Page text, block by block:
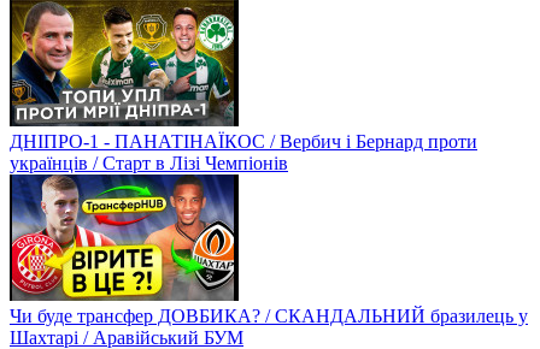
ДНІПРО-1 - ПАНАТІНАЇКОС / Вербич і Бернард проти
українців / Старт в Лізі Чемпіонів
Чи буде трансфер ДОВБИКА? / СКАНДАЛЬНИЙ бразилець у
Шахтарі / Аравійський БУМ